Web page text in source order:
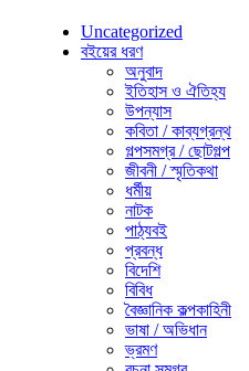
Uncategorized
বইয়ের ধরণ
অনুবাদ
ইতিহাস ও ঐতিহ্য
উপন্যাস
কবিতা / কাব্যগ্রন্থ
গল্পসমগ্র / ছোটগল্প
জীবনী / স্মৃতিকথা
ধর্মীয়
নাটক
পাঠ্যবই
প্রবন্ধ
বিদেশি
বিবিধ
বৈজ্ঞানিক কল্পকাহিনী
ভাষা / অভিধান
ভ্রমণ